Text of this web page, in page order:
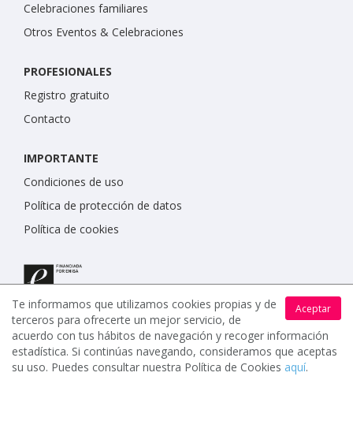
Celebraciones familiares
Otros Eventos & Celebraciones
PROFESIONALES
Registro gratuito
Contacto
IMPORTANTE
Condiciones de uso
Política de protección de datos
Política de cookies
Aceptar
Te informamos que utilizamos cookies propias y de
terceros para ofrecerte un mejor servicio, de
acuerdo con tus hábitos de navegación y recoger información
estadística. Si continúas navegando, consideramos que aceptas
su uso. Puedes consultar nuestra Política de Cookies aquí.